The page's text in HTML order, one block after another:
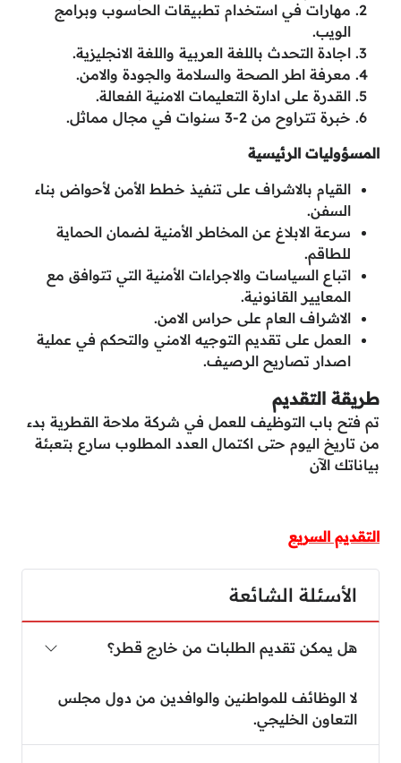
مهارات في استخدام تطبيقات الحاسوب وبرامج
الويب.
اجادة التحدث باللغة العربية واللغة الانجليزية.
معرفة اطر الصحة والسلامة والجودة والامن.
القدرة على ادارة التعليمات الامنية الفعالة.
خبرة تتراوح من 2-3 سنوات في مجال مماثل.
المسؤوليات الرئيسية
القيام بالاشراف على تنفيذ خطط الأمن لأحواض بناء
السفن.
سرعة الابلاغ عن المخاطر الأمنية لضمان الحماية
للطاقم.
اتباع السياسات والاجراءات الأمنية التي تتوافق مع
المعايير القانونية.
الاشراف العام على حراس الامن.
العمل على تقديم التوجيه الامني والتحكم في عملية
اصدار تصاريح الرصيف.
طريقة التقديم
تم فتح باب التوظيف للعمل في شركة ملاحة القطرية بدء
من تاريخ اليوم حتى اكتمال العدد المطلوب سارع بتعبئة
بياناتك الآن
التقديم السريع
الأسئلة الشائعة
هل يمكن تقديم الطلبات من خارج قطر؟
لا الوظائف للمواطنين والوافدين من دول مجلس
التعاون الخليجي.